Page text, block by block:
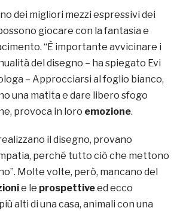
dei migliori mezzi espressivi dei
giocare con la fantasia e
“È importante avvicinare i
del disegno – ha spiegato Evi
– Approcciarsi al foglio bianco,
una matita e dare libero sfogo
provoca in loro emozione.
il disegno, provano
perché tutto ciò che mettono
Molte volte, però, mancano del
e le prospettiveed ecco
alti di una casa, animali con una